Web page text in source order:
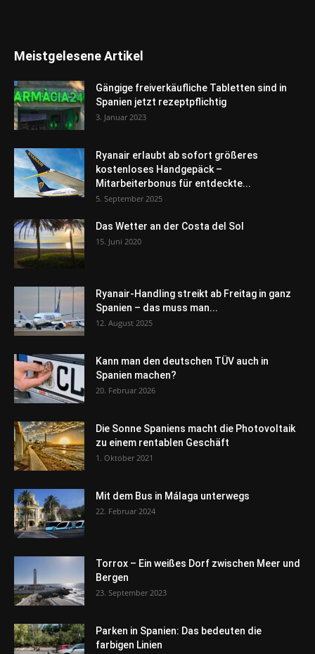
Meistgelesene Artikel
Gängige freiverkäufliche Tabletten sind in
Spanien jetzt rezeptpflichtig
3. Januar 2023
Ryanair erlaubt ab sofort größeres
kostenloses Handgepäck –
Mitarbeiterbonus für entdeckte...
5. September 2025
Das Wetter an der Costa del Sol
15. Juni 2020
Ryanair-Handling streikt ab Freitag in ganz
Spanien – das muss man...
12. August 2025
Kann man den deutschen TÜV auch in
Spanien machen?
20. Februar 2026
Die Sonne Spaniens macht die Photovoltaik
zu einem rentablen Geschäft
1. Oktober 2021
Mit dem Bus in Málaga unterwegs
22. Februar 2024
Torrox – Ein weißes Dorf zwischen Meer und
Bergen
23. September 2023
Parken in Spanien: Das bedeuten die
farbigen Linien